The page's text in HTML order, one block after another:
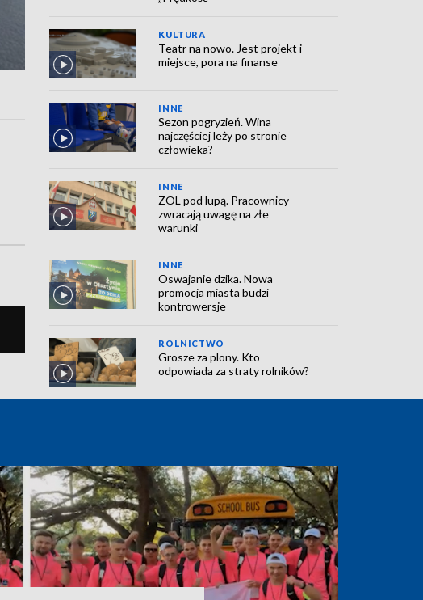
KULTURA
Teatr na nowo. Jest projekt i
miejsce, pora na finanse
INNE
Sezon pogryzień. Wina
najczęściej leży po stronie
człowieka?
INNE
ZOL pod lupą. Pracownicy
zwracają uwagę na złe
warunki
INNE
Oswajanie dzika. Nowa
promocja miasta budzi
kontrowersje
ROLNICTWO
Grosze za plony. Kto
odpowiada za straty rolników?